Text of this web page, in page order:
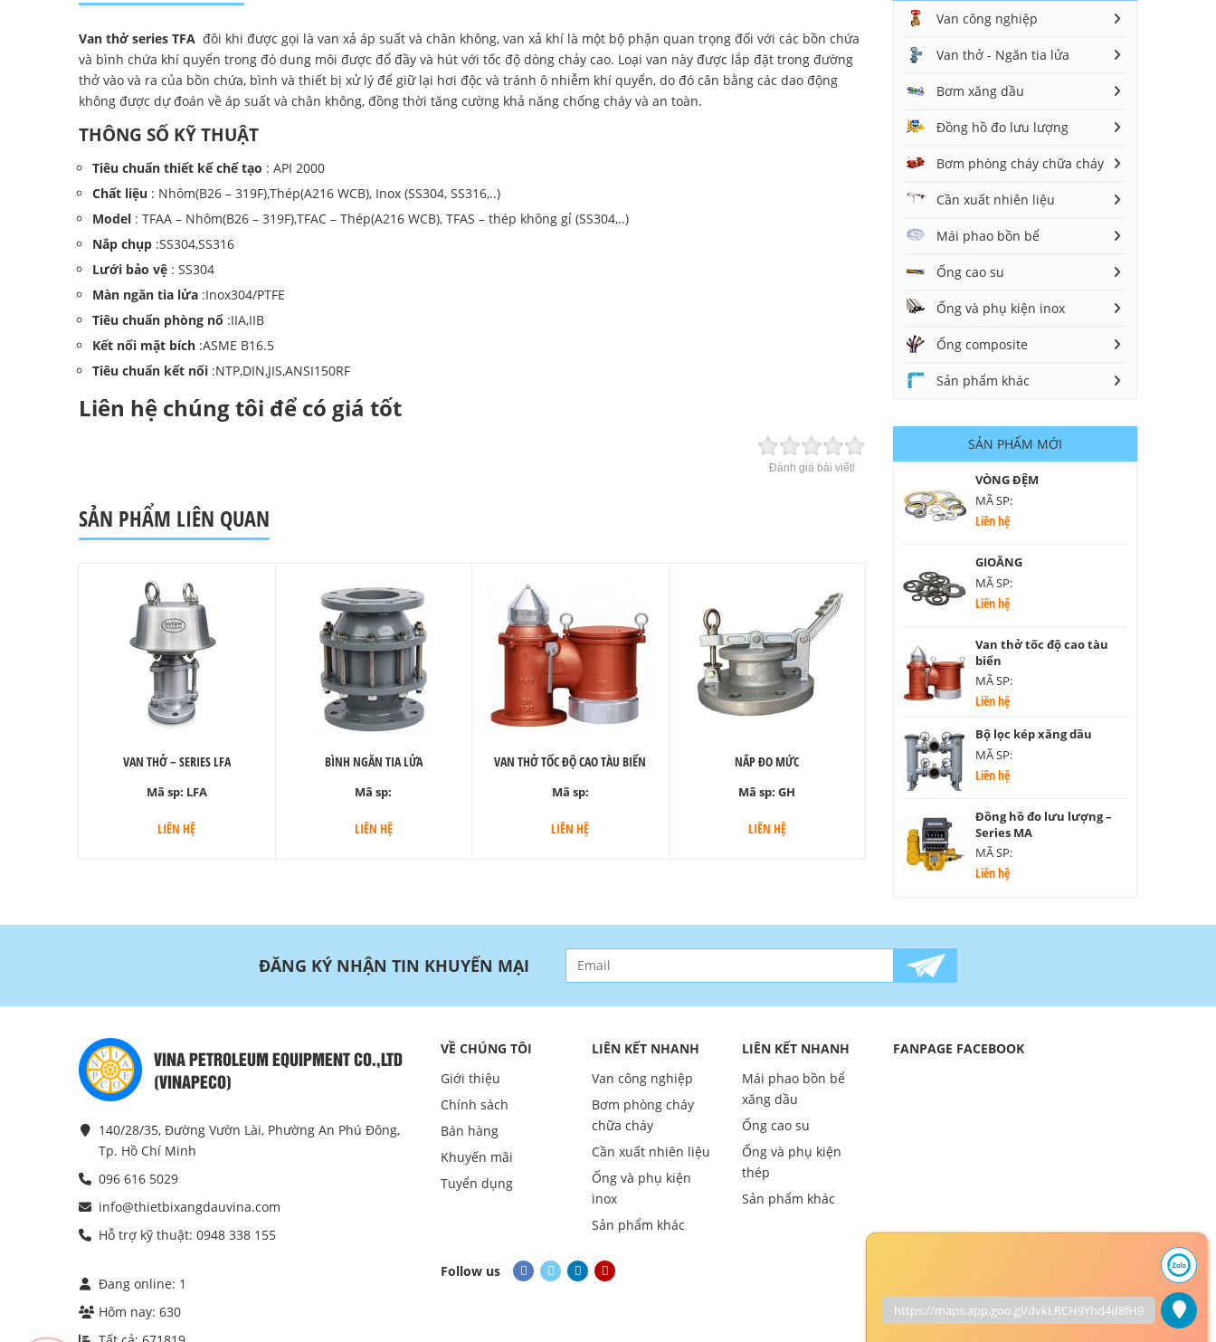
Van thở series TFA đôi khi được gọi là van xả áp suất và chân không, van xả khí là một bộ phận quan trọng đối với các bồn chứa
và bình chứa khí quyển trong đó dung môi được đổ đầy và hút với tốc độ dòng chảy cao. Loại van này được lắp đặt trong đường
thở vào và ra của bồn chứa, bình và thiết bị xử lý để giữ lại hơi độc và tránh ô nhiễm khí quyển, do đó cân bằng các dao động
không được dự đoán về áp suất và chân không, đồng thời tăng cường khả năng chống cháy và an toàn.
THÔNG SỐ KỸ THUẬT
Tiêu chuẩn thiết kế chế tạo : API 2000
Chất liệu : Nhôm(B26 – 319F),Thép(A216 WCB), Inox (SS304, SS316,..)
Model : TFAA – Nhôm(B26 – 319F),TFAC – Thép(A216 WCB), TFAS – thép không gỉ (SS304,..)
Nắp chụp :SS304,SS316
Lưới bảo vệ : SS304
Màn ngăn tia lửa :Inox304/PTFE
Tiêu chuẩn phòng nổ :IIA,IIB
Kết nối mặt bích :ASME B16.5
Tiêu chuẩn kết nối :NTP,DIN,JIS,ANSI150RF
Liên hệ chúng tôi để có giá tốt
Đánh giá bài viết!
SẢN PHẨM LIÊN QUAN
VAN THỞ – SERIES LFA
Mã sp: LFA
LIÊN HỆ
BÌNH NGĂN TIA LỬA
Mã sp:
LIÊN HỆ
VAN THỞ TỐC ĐỘ CAO TÀU BIỂN
Mã sp:
LIÊN HỆ
NẮP ĐO MỨC
Mã sp:GH
LIÊN HỆ
Van công nghiệp
Van thở - Ngăn tia lửa
Bơm xăng dầu
Đồng hồ đo lưu lượng
Bơm phòng cháy chữa cháy
Cần xuất nhiên liệu
Mái phao bồn bể
Ống cao su
Ống và phụ kiện inox
Ống composite
Sản phẩm khác
SẢN PHẨM MỚI
VÒNG ĐỆM
MÃ SP:
Liên hệ
GIOĂNG
MÃ SP:
Liên hệ
Van thở tốc độ cao tàu
biển
MÃ SP:
Liên hệ
Bộ lọc kép xăng dầu
MÃ SP:
Liên hệ
Đồng hồ đo lưu lượng –
Series MA
MÃ SP:
Liên hệ
ĐĂNG KÝ NHẬN TIN KHUYẾN MẠI
VINA PETROLEUM EQUIPMENT CO.,LTD
(VINAPECO)
140/28/35, Đường Vườn Lài, Phường An Phú Đông,
Tp. Hồ Chí Minh
096 616 5029
info@thietbixangdauvina.com
Hỗ trợ kỹ thuật: 0948 338 155
Đang online: 1
Hôm nay: 630
VỀ CHÚNG TÔI
Giới thiệu
Chính sách
Bán hàng
Khuyến mãi
Tuyển dụng
LIÊN KẾT NHANH
Van công nghiệp
Bơm phòng cháy
chữa cháy
Cần xuất nhiên liệu
Ống và phụ kiện
inox
Sản phẩm khác
LIÊN KẾT NHANH
Mái phao bồn bể
xăng dầu
Ống cao su
Ống và phụ kiện
thép
Sản phẩm khác
Follow us
FANPAGE FACEBOOK
https://maps.app.goo.gl/dvkLRCH9Yhd4d8fH9